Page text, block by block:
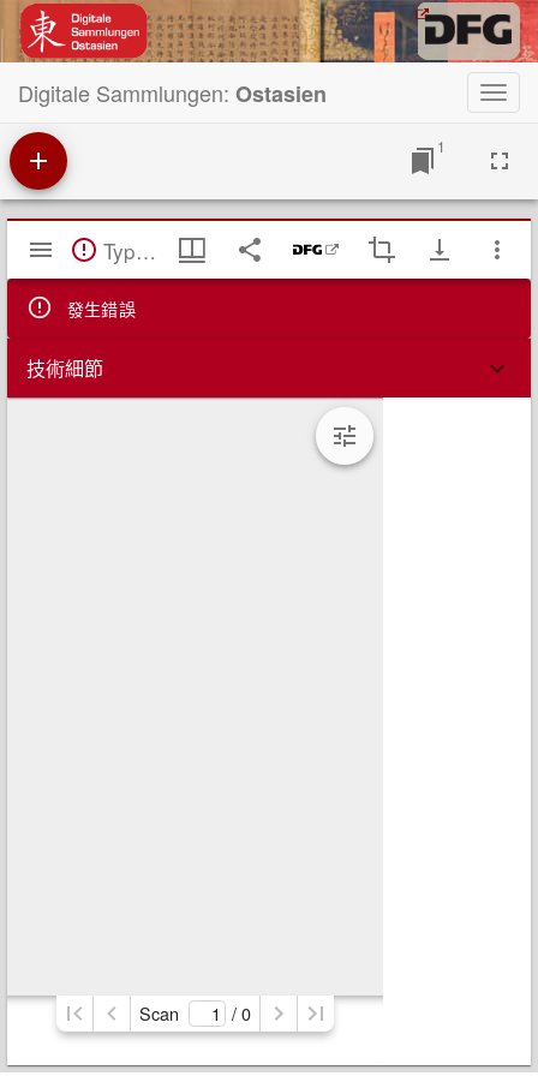
Digitale Sammlungen: Ostasien
1
Mirador
覽
TypeError: Failed to fetch
發生錯誤
技術細節
Scan / 0